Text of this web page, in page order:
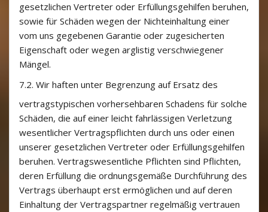
gesetzlichen Vertreter oder Erfüllungsgehilfen beruhen,
sowie für Schäden wegen der Nichteinhaltung einer
vom uns gegebenen Garantie oder zugesicherten
Eigenschaft oder wegen arglistig verschwiegener
Mängel.
7.2. Wir haften unter Begrenzung auf Ersatz des
vertragstypischen vorhersehbaren Schadens für solche
Schäden, die auf einer leicht fahrlässigen Verletzung
wesentlicher Vertragspflichten durch uns oder einen
unserer gesetzlichen Vertreter oder Erfüllungsgehilfen
beruhen. Vertragswesentliche Pflichten sind Pflichten,
deren Erfüllung die ordnungsgemäße Durchführung des
Vertrags überhaupt erst ermöglichen und auf deren
Einhaltung der Vertragspartner regelmäßig vertrauen